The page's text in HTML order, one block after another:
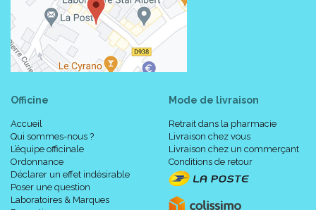
Officine
Accueil
Qui sommes-nous ?
L’équipe officinale
Ordonnance
Déclarer un effet indésirable
Poser une question
Laboratoires & Marques
Mode de livraison
Retrait dans la pharmacie
Livraison chez vous
Livraison chez un commerçant
Conditions de retour